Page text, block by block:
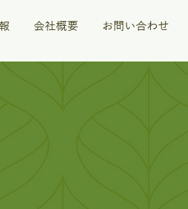
会社概要 お問い合わせ